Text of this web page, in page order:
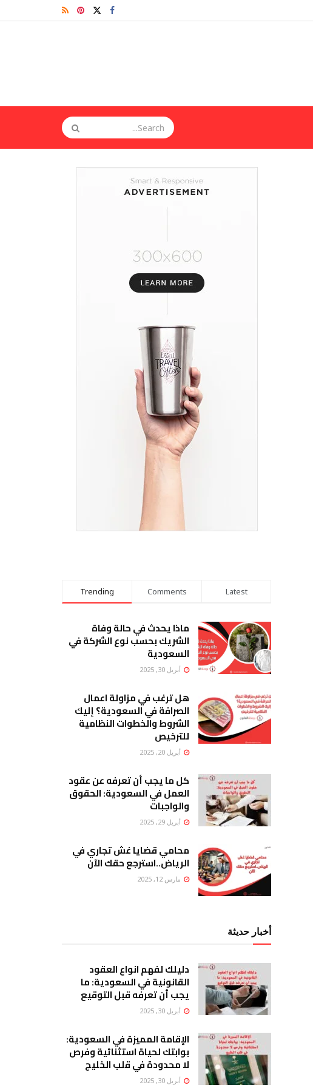
Trending Comments Latest
ماذا يحدث في حالة وفاة
الشريك بحسب نوع الشركة في
السعودية
أبريل 30, 2025
هل ترغب في مزاولة اعمال
الصرافة في السعودية؟ إليك
الشروط والخطوات النظامية
للترخيص
أبريل 20, 2025
كل ما يجب أن تعرفه عن عقود
العمل في السعودية: الحقوق
والواجبات
أبريل 29, 2025
محامي قضايا غش تجاري في
الرياض..استرجع حقك الآن
مارس 12, 2025
أخبار حديثة
دليلك لفهم انواع العقود
القانونية في السعودية: ما
يجب أن تعرفه قبل التوقيع
أبريل 30, 2025
الإقامة المميزة في السعودية:
بوابتك لحياة استثنائية وفرص
لا محدودة في قلب الخليج
أبريل 30, 2025